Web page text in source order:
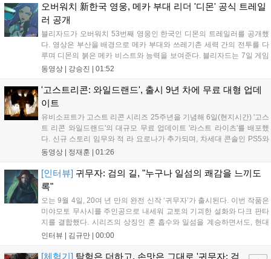
통해 밀도 높은 공포를 선사한다....
오버워치 新한국 영웅, 메카 부대 리더 '디몬' 공식 트레일
러 공개
블리자드가 오버워치 53번째 영웅인 한국인 디몬의 트레일러를 공개했
다. 영상은 부산을 배경으로 메카 부대와 쓰레기촌 세력 간의 전투를 다
루며 디몬의 붉은 메카 비스트와 능력을 보여준다. 블리자드는 7일 게임
플레이 영상 공개를 시작으로 10일 시즌4 트레일러를 선보이며, 11일 시
론의 대립이 본격화될 전망이다....
동영상 | 강승진 01:52
'고스트리콘: 와일드랜드', 출시 9년 차에 무료 대형 업데
이트
유비소프트가 고스트 리콘 시리즈 25주년을 기념해 6일(현지시간) '고스
트 리콘 와일드랜드'의 대규모 무료 업데이트 '라스트 라이츠'를 배포했
다. 신규 스토리 임무와 적 라 요로나가 추가되며, 차세대 콘솔인 PS5와
Xbox Series X|S에서 4K 60FPS를 지원한다. 또한 편의성 개선과 함께
리를 제공한다....
동영상 | 정재훈 01:26
[인터뷰] 귀무자: 검의 길, "누구나 일섬의 쾌감을 느끼도
록"
오는 9월 4일, 20여 년 만의 완전 신작 ‘귀무자’가 출시된다. 이번 작품은
미야모토 무사시를 주인공으로 내세워 교토의 기괴한 설화와 다크 판타
지를 결합했다. 시리즈의 상징인 혼 흡수와 일섬을 계승하면서도, 현대
적인 검극 액션과 '무너뜨리기 일섬'을 더해 전투의 깊이를 더했다. 개발
하고자 했으며, 실제 검술 전문가의 모션 캡처를 통해 리얼리티를 극대
인터뷰 | 김규만 00:00
[체험기] 탐험은 더하고, 손맛은 그대로 '귀무자: 검